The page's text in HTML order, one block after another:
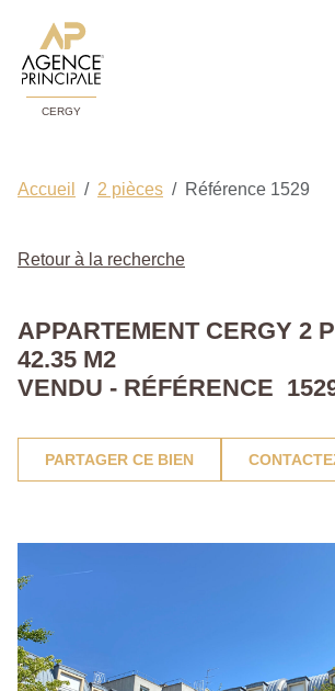
CERGY
Accueil 2 pièces Référence 1529
Retour à la recherche
APPARTEMENT CERGY 2
42.35 M2
VENDU - RÉFÉRENCE
PARTAGER CE BIEN